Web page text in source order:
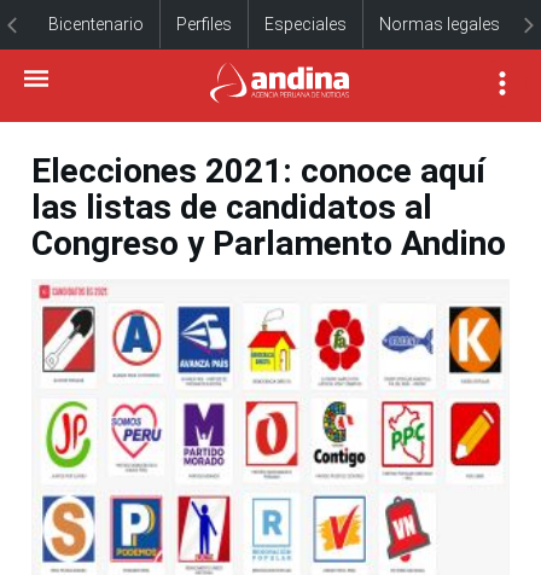
Bicentenario Perfiles Especiales Normas legales
Elecciones 2021: conoce aquí
las listas de candidatos al
Congreso y Parlamento Andino